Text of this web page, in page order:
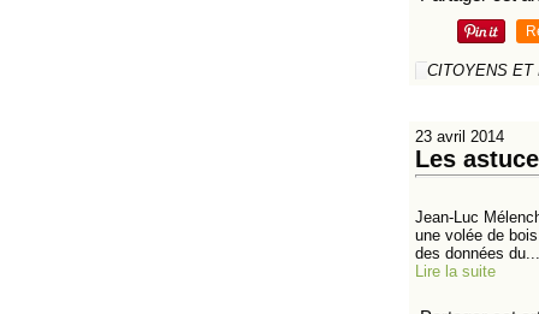
CITOYENS ET
23 avril 2014
Les
Jean-Luc
une volée de
des données du...
Lire la suite